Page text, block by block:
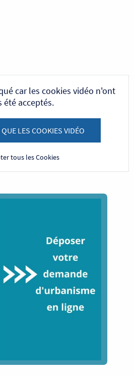
car les cookies vidéo n'ont
été acceptés.
LES COOKIES VIDÉO
tous les Cookies